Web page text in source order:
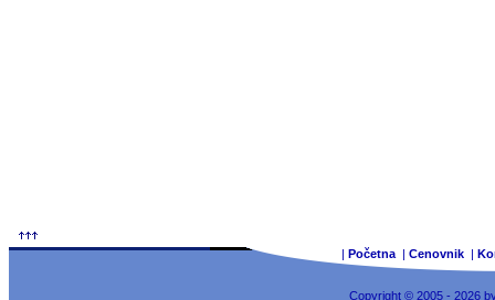
| Početna | Cenovnik |
Copyright © 2005 - 2026